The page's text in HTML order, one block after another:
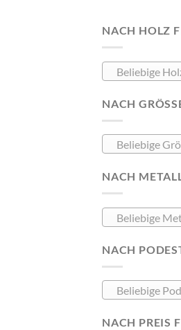
NACH HOLZ
Beliebige
NACH
Beliebige
NACH
Beliebige
NACH
Beliebige
NACH PREIS